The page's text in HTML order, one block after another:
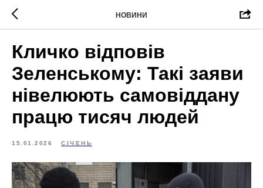
НОВИНИ
Кличко відповів
Зеленському: Такі заяви
нівелюють самовіддану
працю тисяч людей
15.01.2026 СІЧЕНЬ